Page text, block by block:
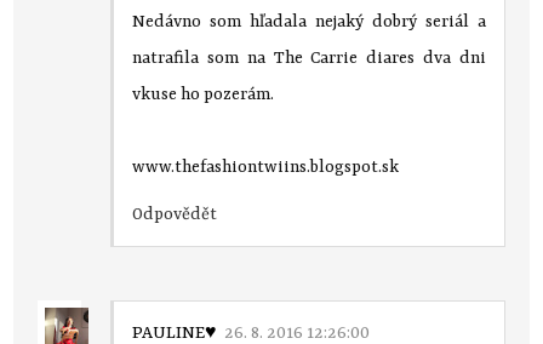
Nedávno som hľadala nejaký dobrý seriál a
natrafila som na The Carrie diares dva dni
vkuse ho pozerám.
www.thefashiontwiins.blogspot.sk
Odpovědět
PAULINE♥ 26. 8. 2016 12:26:00